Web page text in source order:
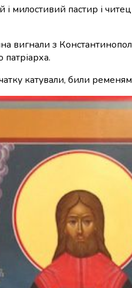
і милостивий пастир і
вигнали з
катували, били